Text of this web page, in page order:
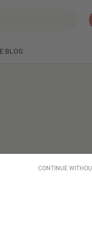
CONTINUE
BLOG